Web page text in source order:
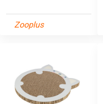
Zooplus